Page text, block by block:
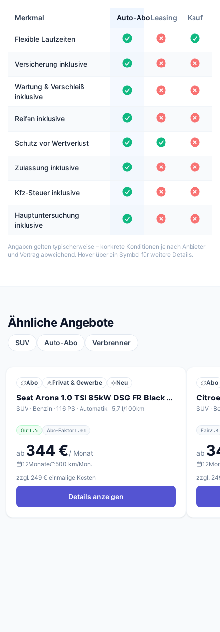
Merkmal Auto-AboLeasing Kauf
Flexible Laufzeiten
Versicherung inklusive
Wartung & Verschleiß
inklusive
Reifen inklusive
Schutz vor Wertverlust
Zulassung inklusive
Kfz-Steuer inklusive
Hauptuntersuchung
inklusive
Angaben gelten typischerweise – konkrete Konditionen je nach Anbieter
und Vertrag abweichend. Hover über ein Symbol für weitere Details.
Ähnliche Angebote
SUV Auto-Abo Verbrenner
Abo Privat & Gewerbe Neu
Seat Arona 1.0 TSI 85kW DSG FR Black Edition
SUV · Benzin · 116 PS · Automatik · 5,7 l/100km
Gut1,5 Abo-Faktor1,03
ab 344 €/ Monat
12Monate
500 km/Mon.
zzgl. 249 € einmalige Kosten
Details anzeigen
Abo
SUV ·
Fair2,4
ab
12
zzgl.